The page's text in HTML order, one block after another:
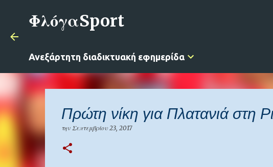
ΦλόγαSport
Ανεξάρτητη διαδικτυακή εφημερίδα
Πρώτη νίκη για Πλατανιά στη
την Σεπτεμβρίου 23, 2017